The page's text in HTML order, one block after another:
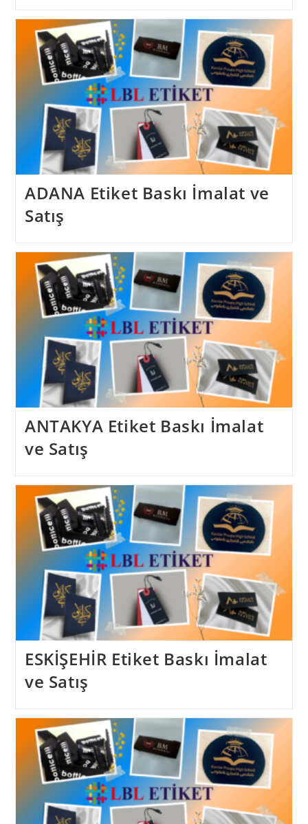
ADANA Etiket Baskı İmalat ve
Satış
ANTAKYA Etiket Baskı İmalat
ve Satış
ESKİŞEHİR Etiket Baskı İmalat
ve Satış